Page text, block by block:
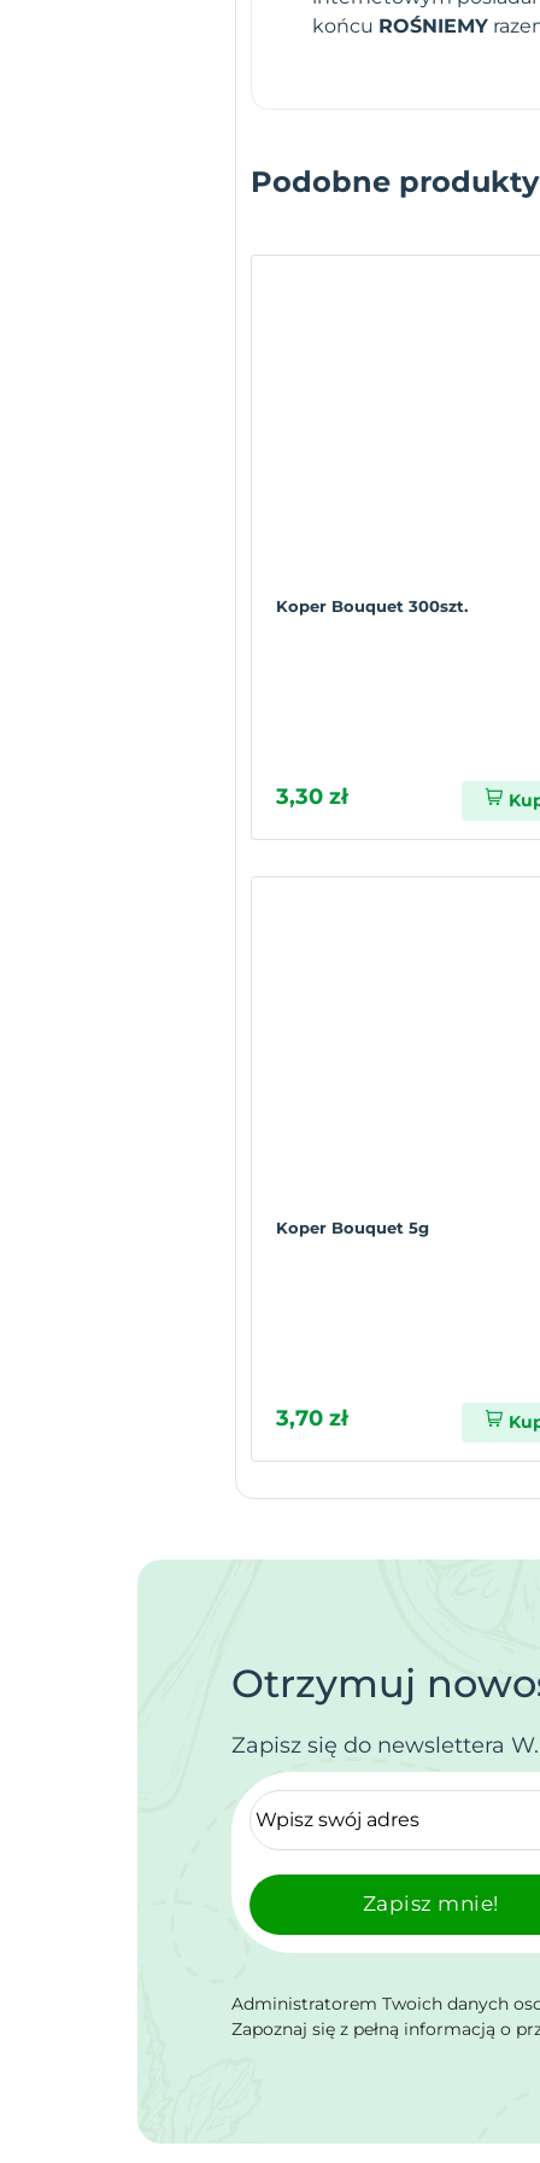
końcu ROŚNIEMY
Podobne produkty
Koper Bouquet 300szt.
3,30 zł
Koper Bouquet 5g
3,70 zł
Otrzymuj
Zapisz się do newslettera
Zapisz mnie!
Administratorem Twoich danych
Zapoznaj się z pełną informacją o